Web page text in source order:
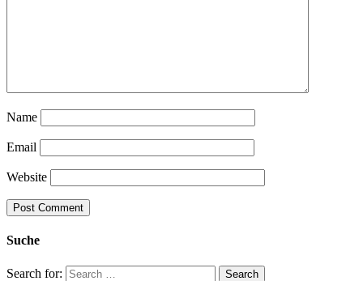
Name
Email
Website
Suche
Search for: